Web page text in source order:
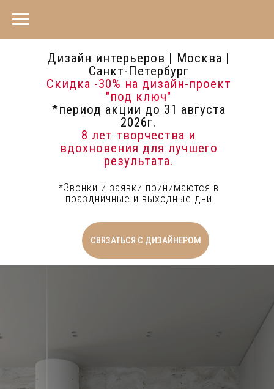
СВЯЗАТЬСЯ С ДИЗАЙНЕРОМ
*Звонки и заявки принимаются в
праздничные и выходные дни
Дизайн интерьеров | Москва |
Санкт-Петербург
Скидка -30% на дизайн-проект
"под ключ"
*период акции до 31 августа
2026г.
8 лет творчества и
вдохновения для лучшего
результата.